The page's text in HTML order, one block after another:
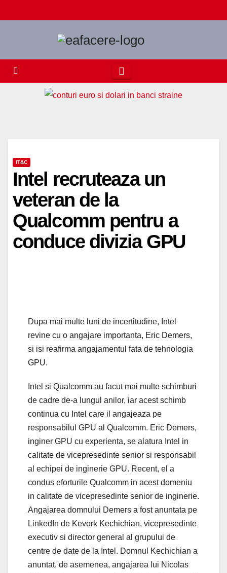
to
IT&C
Intel recruteaza un
veteran de la
Qualcomm pentru a
conduce divizia GPU
Dupa mai multe luni de incertitudine, Intel
revine cu o angajare importanta, Eric Demers,
si isi reafirma angajamentul fata de tehnologia
GPU.
Intel si Qualcomm au facut mai multe schimburi
de cadre de-a lungul anilor, iar acest schimb
continua cu Intel care il angajeaza pe
responsabilul GPU al Qualcomm. Eric Demers,
inginer GPU cu experienta, se alatura Intel in
calitate de vicepresedinte senior si responsabil
al echipei de inginerie GPU. Recent, el a
condus eforturile Qualcomm in acest domeniu
in calitate de vicepresedinte senior de inginerie.
Angajarea domnului Demers a fost anuntata pe
LinkedIn de Kevork Kechichian, vicepresedinte
executiv si director general al grupului de
centre de date de la Intel. Domnul Kechichian a
anuntat, de asemenea, angajarea lui Nicolas